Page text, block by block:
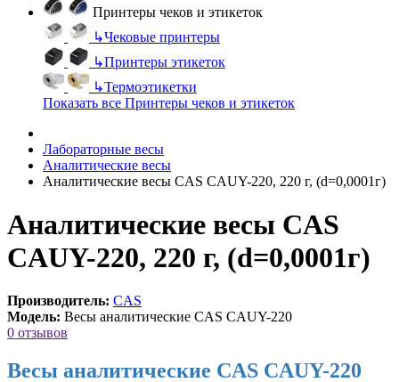
Принтеры чеков и этикеток
↳Чековые принтеры
↳Принтеры этикеток
↳Термоэтикетки
Показать все Принтеры чеков и этикеток
Лабораторные весы
Аналитические весы
Аналитические весы CAS CAUY-220, 220 г, (d=0,0001г)
Аналитические весы CAS
CAUY-220, 220 г, (d=0,0001г)
Производитель: CAS
Модель: Весы аналитические CAS CAUY-220
0 отзывов
Весы аналитические CAS CAUY-220